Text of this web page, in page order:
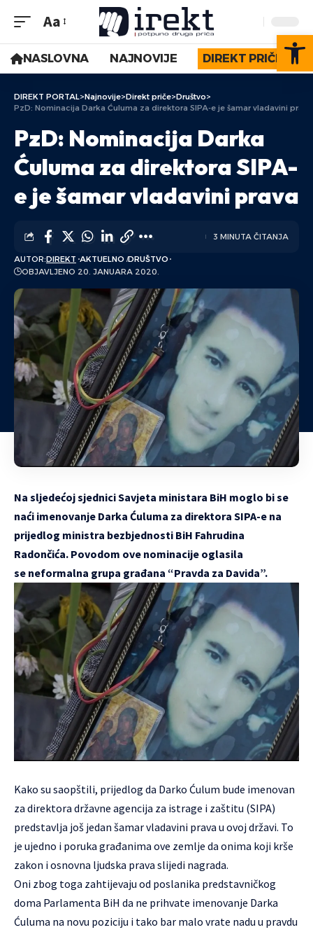
Aa
NASLOVNA NAJNOVIJE DIREKT PRIČE
DIREKT PORTAL>Najnovije>Direkt priče>Društvo>
PzD: Nominacija Darka Ćuluma za direktora SIPA-e je šamar vladavini prava
PzD: Nominacija Darka
Ćuluma za direktora SIPA-
e je šamar vladavini prava
AUTOR:DIREKT AKTUELNO DRUŠTVO
OBJAVLJENO 20. JANUARA 2020.
3 MINUTA ČITANJA
Na sljedećoj sjednici Savjeta ministara BiH moglo bi se
naći imenovanje Darka Ćuluma za direktora SIPA-e na
prijedlog ministra bezbjednosti BiH Fahrudina
Radončića. Povodom ove nominacije oglasila
se neformalna grupa građana “Pravda za Davida”.
Kako su saopštili, prijedlog da Darko Ćulum bude imenovan
za direktora državne agencija za istrage i zaštitu (SIPA)
predstavlja još jedan šamar vladavini prava u ovoj državi. To
je ujedno i poruka građanima ove zemlje da onima koji krše
zakon i osnovna ljudska prava slijedi nagrada.
Oni zbog toga zahtijevaju od poslanika predstavničkog
doma Parlamenta BiH da ne prihvate imenovanje Darka
Ćuluma na novu poziciju i tako bar malo vrate nadu u pravdu